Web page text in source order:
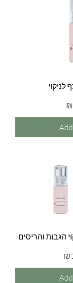
הגבות והריסים